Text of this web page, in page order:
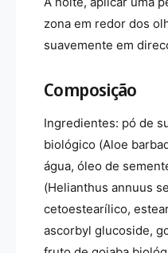
zona em redor dos
suavemente em
Composição
Ingredientes: pó de
biológico (Aloe
água, óleo de
(Helianthus annuus
cetoestearílico,
ascorbyl glucoside,